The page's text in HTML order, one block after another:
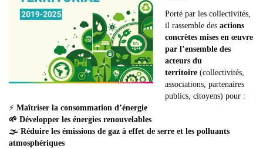
Porté par les collectivités,
il rassemble des actions
concrètes mises en œuvre
par l’ensemble des
acteurs du
territoire (collectivités,
associations, partenaires
publics, citoyens) pour :
⚡ Maîtriser la consommation d’énergie
🌱 Développer les énergies renouvelables
🌫️ Réduire les émissions de gaz à effet de serre et les polluants
atmosphériques